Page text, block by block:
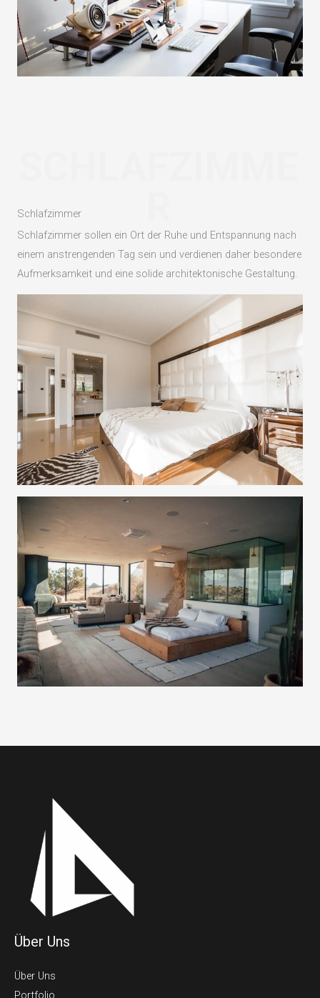
Schlafzimmer
Schlafzimmer sollen ein Ort der Ruhe und Entspannung nach
einem anstrengenden Tag sein und verdienen daher besondere
Aufmerksamkeit und eine solide architektonische Gestaltung.
Über Uns
Über Uns